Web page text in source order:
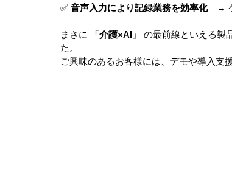
✅ 音声入力により記録業務を効率化 → ケ
まさに 「介護×AI」
の最前線といえる製
た。
ご興味のあるお客様には、デモや導入支